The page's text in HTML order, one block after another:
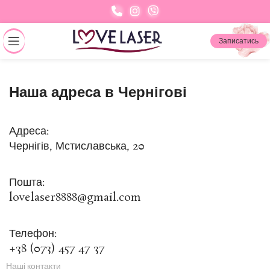
Записатись
Наша адреса в Чернігові
Адреса:
Чернігів, Мстиславська, 20
Пошта:
lovelaser8888@gmail.com
Телефон:
+38 (073) 457 47 37
Наші контакти